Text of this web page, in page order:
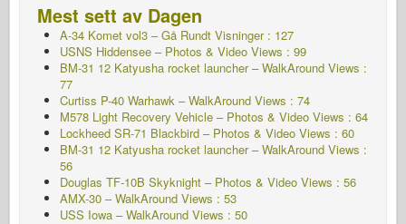
Mest sett av Dagen
A-34 Komet vol3 – Gå Rundt Visninger : 127
USNS Hiddensee – Photos & Video Views : 99
BM-31 12 Katyusha rocket launcher – WalkAround Views :
77
Curtiss P-40 Warhawk – WalkAround Views : 74
M578 Light Recovery Vehicle – Photos & Video Views : 64
Lockheed SR-71 Blackbird – Photos & Video Views : 60
BM-31 12 Katyusha rocket launcher – WalkAround Views :
56
Douglas TF-10B Skyknight – Photos & Video Views : 56
AMX-30 – WalkAround Views : 53
USS Iowa – WalkAround Views : 50